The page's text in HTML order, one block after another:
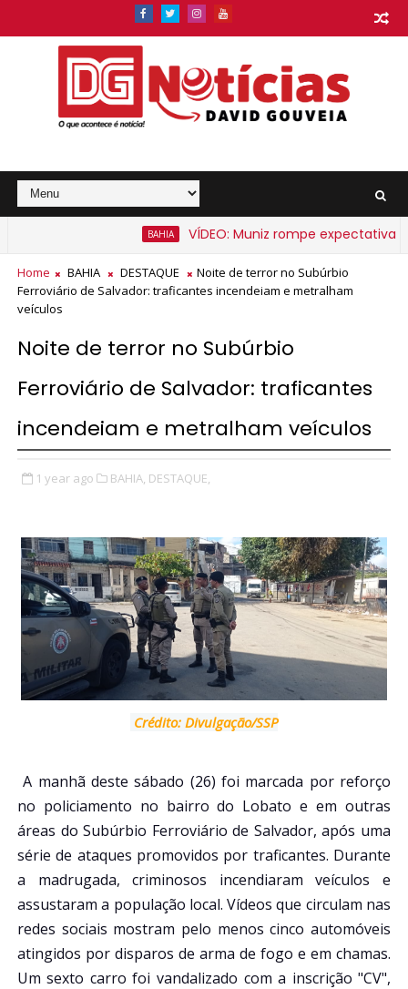
BAHIA
VÍDEO: Muniz rompe expectativa e
Bahia a partir de segunda-feira
Home BAHIA DESTAQUE
Noite de terror no Subúrbio
Ferroviário de Salvador: traficantes incendeiam e metralham
veículos
Noite de terror no Subúrbio
Ferroviário de Salvador: traficantes
incendeiam e metralham veículos
1 year ago BAHIA, DESTAQUE,
Crédito: Divulgação/SSP
A manhã deste sábado (26) foi marcada por reforço
no policiamento no bairro do Lobato e em outras
áreas do Subúrbio Ferroviário de Salvador, após uma
série de ataques promovidos por traficantes. Durante
a madrugada, criminosos incendiaram veículos e
assustaram a população local. Vídeos que circulam nas
redes sociais mostram pelo menos cinco automóveis
atingidos por disparos de arma de fogo e em chamas.
Um sexto carro foi vandalizado com a inscrição "CV",